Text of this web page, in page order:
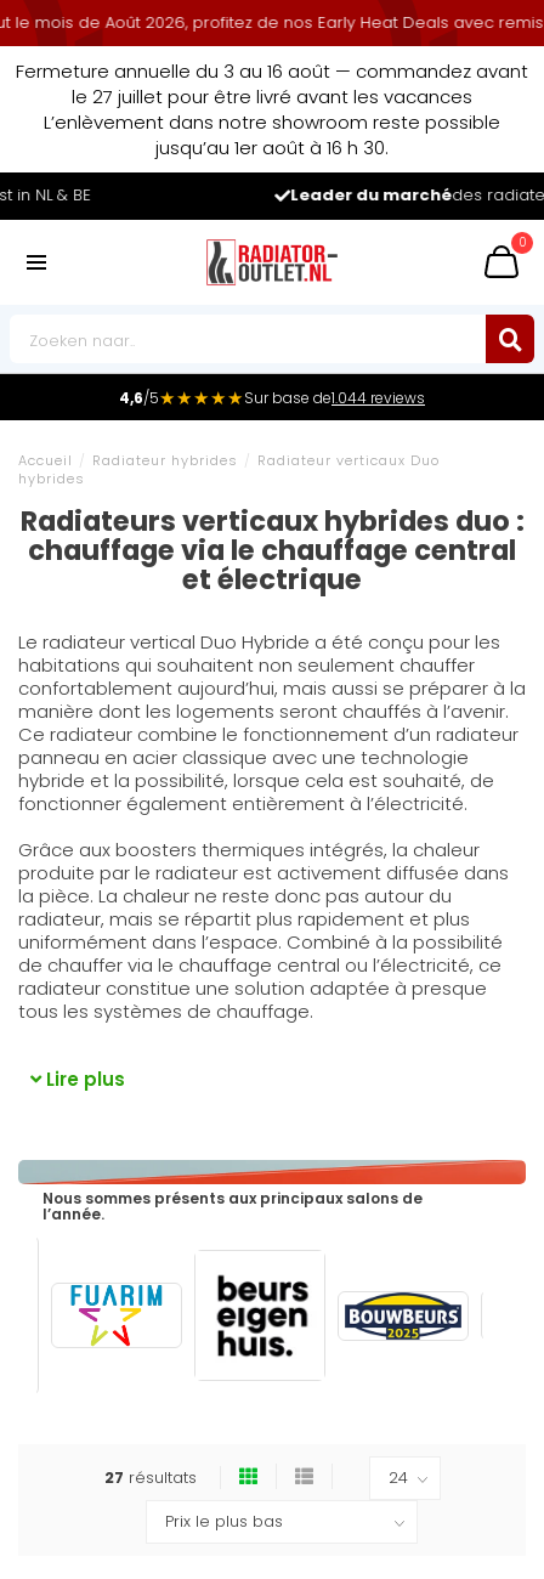
Août 2026, profitez de nos Early Heat Deals avec remise
Fermeture annuelle du 3 au 16 août — commandez avant
le 27 juillet pour être livré avant les vacances
L’enlèvement dans notre showroom reste possible
jusqu’au 1er août à 16 h 30.
des radiateurs au Benelux
0
4,6/5★★★★★Sur base de1.044 reviews
Accueil / Radiateur hybrides / Radiateur verticaux Duo
hybrides
Radiateurs verticaux hybrides duo :
chauffage via le chauffage central
et électrique
Le radiateur vertical Duo Hybride a été conçu pour les
habitations qui souhaitent non seulement chauffer
confortablement aujourd’hui, mais aussi se préparer à la
manière dont les logements seront chauffés à l’avenir.
Ce radiateur combine le fonctionnement d’un radiateur
panneau en acier classique avec une technologie
hybride et la possibilité, lorsque cela est souhaité, de
fonctionner également entièrement à l’électricité.
Grâce aux boosters thermiques intégrés, la chaleur
produite par le radiateur est activement diffusée dans
la pièce. La chaleur ne reste donc pas autour du
radiateur, mais se répartit plus rapidement et plus
uniformément dans l’espace. Combiné à la possibilité
de chauffer via le chauffage central ou l’électricité, ce
radiateur constitue une solution adaptée à presque
tous les systèmes de chauffage.
Lire plus
Nous sommes présents aux principaux salons de
l’année.
27 résultats